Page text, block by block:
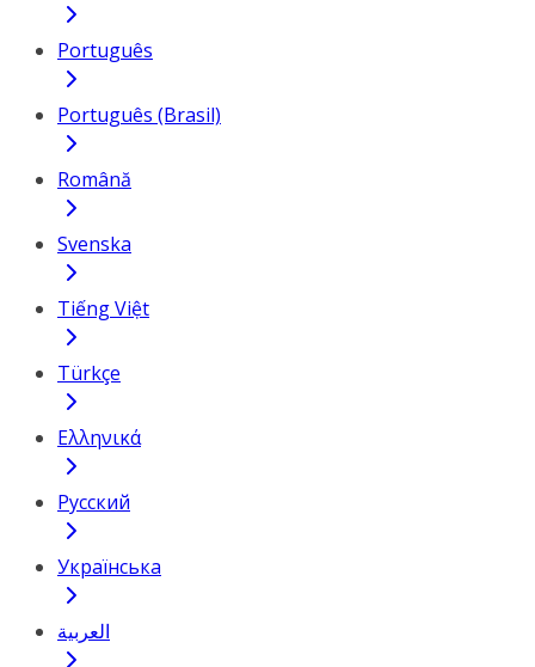
Português
Português (Brasil)
Română
Svenska
Tiếng Việt
Türkçe
Ελληνικά
Русский
Українська
العربية